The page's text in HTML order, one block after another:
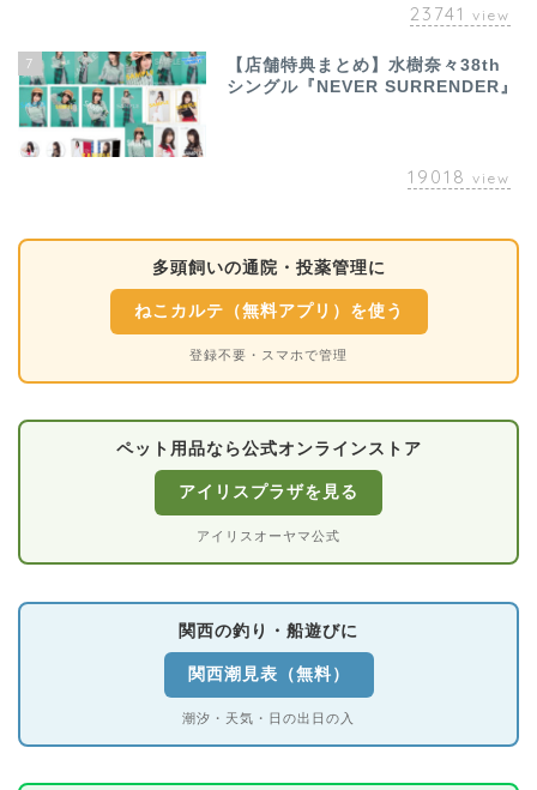
23741 view
7
【店舗特典まとめ】水樹奈々38th
シングル『NEVER SURRENDER』
19018 view
多頭飼いの通院・投薬管理に
ねこカルテ（無料アプリ）を使う
登録不要・スマホで管理
ペット用品なら公式オンラインストア
アイリスプラザを見る
アイリスオーヤマ公式
関西の釣り・船遊びに
関西潮見表（無料）
潮汐・天気・日の出日の入